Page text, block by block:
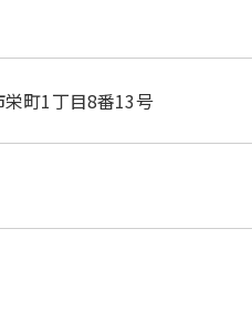
町1丁目8番13号